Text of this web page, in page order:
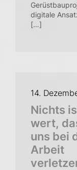
digitale
[…]
14.
Nichts
wert,
uns bei
Arbeit